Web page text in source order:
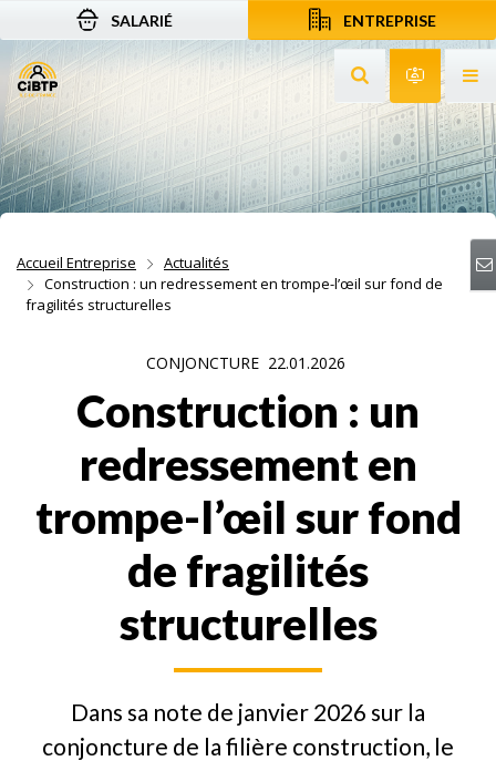
Aller au contenu
Aller à la recherche
Aller à la navigation
SALARIÉ ENTREPRISE
Rechercher sur
Accueil Entreprise
Actualités
Construction : un redressement en trompe-l’œil sur fond de
fragilités structurelles
CONJONCTURE 22.01.2026
Construction : un
redressement en
trompe-l’œil sur fond
de fragilités
structurelles
Dans sa note de janvier 2026 sur la
conjoncture de la filière construction, le